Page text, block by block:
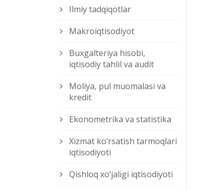
Ilmiy tadqiqotlar
Makroiqtisodiyot
Buxgalteriya hisobi,
iqtisodiy tahlil va audit
Moliya, pul muomalasi va
kredit
Ekonometrika va statistika
Xizmat kо‘rsatish tarmoqlari
iqtisodiyoti
Qishloq xо‘jaligi iqtisodiyoti